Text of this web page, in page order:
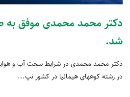
دکتر محمد محمدی موفق به
شد.
دکتر محمد محمدی در شرایط سخت آب و
در رشته کوههای هیمالیا در کشور نپ...